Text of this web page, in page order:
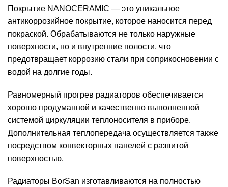
Покрытие NANOCERAMIC — это уникальное
антикоррозийное покрытие, которое наносится перед
покраской. Обрабатываются не только наружные
поверхности, но и внутренние полости, что
предотвращает коррозию стали при соприкосновении с
водой на долгие годы.
Равномерный прогрев радиаторов обеспечивается
хорошо продуманной и качественно выполненной
системой циркуляции теплоносителя в приборе.
Дополнительная теплопередача осуществляется также
посредством конвекторных панелей с развитой
поверхностью.
Радиаторы BorSan изготавливаются на полностью